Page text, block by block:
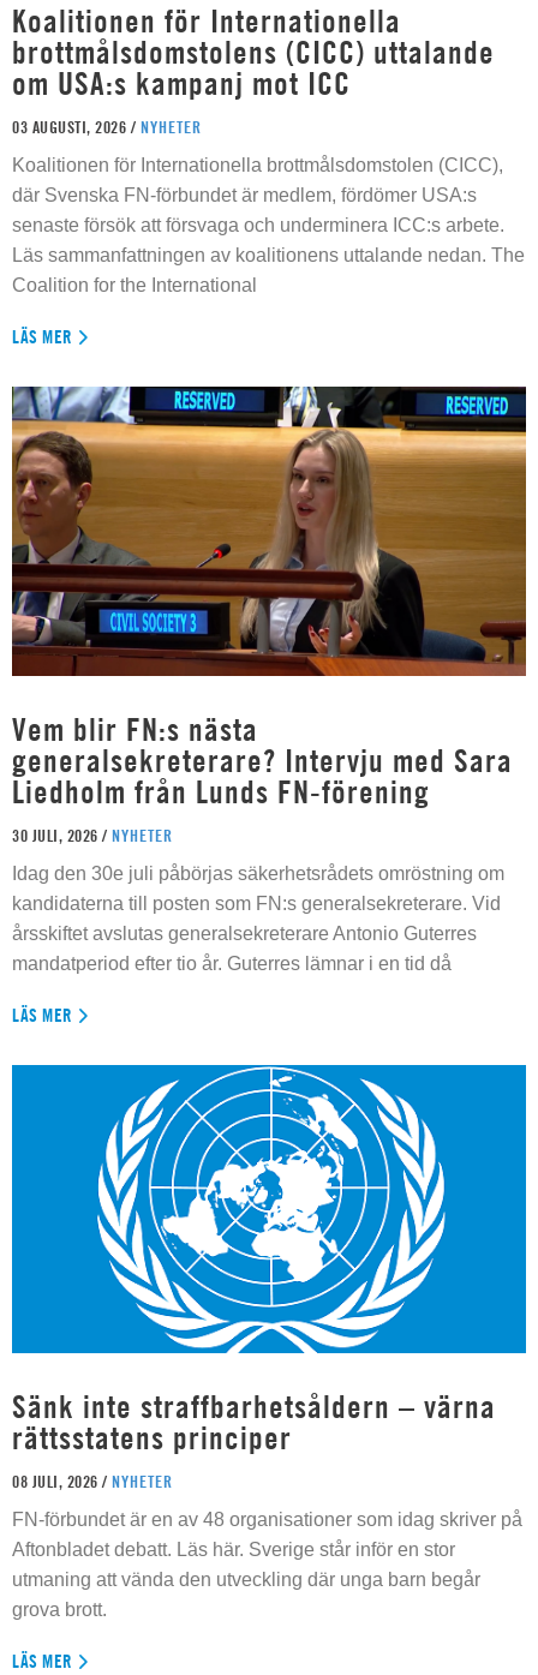
Koalitionen för Internationella
brottmålsdomstolens (CICC) uttalande
om USA:s kampanj mot ICC
03 AUGUSTI, 2026 / NYHETER
Koalitionen för Internationella brottmålsdomstolen (CICC),
där Svenska FN-förbundet är medlem, fördömer USA:s
senaste försök att försvaga och underminera ICC:s arbete.
Läs sammanfattningen av koalitionens uttalande nedan. The
Coalition for the International
LÄS MER
Vem blir FN:s nästa
generalsekreterare? Intervju med Sara
Liedholm från Lunds FN-förening
30 JULI, 2026 / NYHETER
Idag den 30e juli påbörjas säkerhetsrådets omröstning om
kandidaterna till posten som FN:s generalsekreterare. Vid
årsskiftet avslutas generalsekreterare Antonio Guterres
mandatperiod efter tio år. Guterres lämnar i en tid då
LÄS MER
Sänk inte straffbarhetsåldern – värna
rättsstatens principer
08 JULI, 2026 / NYHETER
FN-förbundet är en av 48 organisationer som idag skriver på
Aftonbladet debatt. Läs här. Sverige står inför en stor
utmaning att vända den utveckling där unga barn begår
grova brott.
LÄS MER